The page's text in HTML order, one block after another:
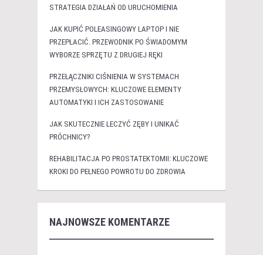
STRATEGIA DZIAŁAŃ OD URUCHOMIENIA
JAK KUPIĆ POLEASINGOWY LAPTOP I NIE
PRZEPŁACIĆ. PRZEWODNIK PO ŚWIADOMYM
WYBORZE SPRZĘTU Z DRUGIEJ RĘKI
PRZEŁĄCZNIKI CIŚNIENIA W SYSTEMACH
PRZEMYSŁOWYCH: KLUCZOWE ELEMENTY
AUTOMATYKI I ICH ZASTOSOWANIE
JAK SKUTECZNIE LECZYĆ ZĘBY I UNIKAĆ
PRÓCHNICY?
REHABILITACJA PO PROSTATEKTOMII: KLUCZOWE
KROKI DO PEŁNEGO POWROTU DO ZDROWIA
NAJNOWSZE KOMENTARZE